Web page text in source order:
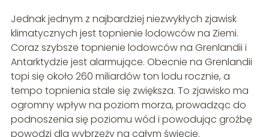
Jednak jednym z najbardziej niezwykłych zjawisk
klimatycznych jest topnienie lodowców na Ziemi.
Coraz szybsze topnienie lodowców na Grenlandii i
Antarktydzie jest alarmujące. Obecnie na Grenlandii
topi się około 260 miliardów ton lodu rocznie, a
tempo topnienia stale się zwiększa. To zjawisko ma
ogromny wpływ na poziom morza, prowadząc do
podnoszenia się poziomu wód i powodując groźbę
powodzi dla wybrzeży na całym świecie.